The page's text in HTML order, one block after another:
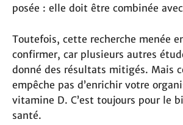
posée : elle doit être combinée
Toutefois, cette recherche menée
confirmer, car plusieurs autres
donné des résultats mitigés. Mais
empêche pas d’enrichir votre
vitamine D. C’est toujours pour le
santé.